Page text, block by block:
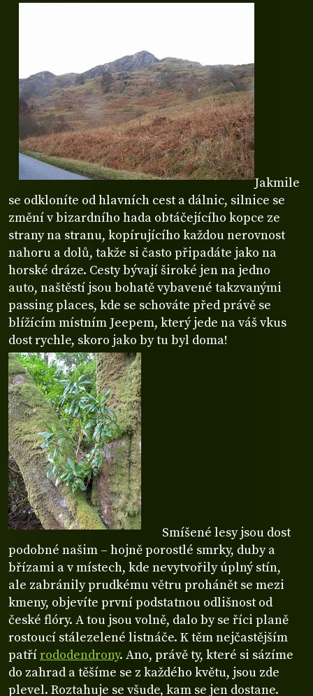
Jakmile
se odkloníte od hlavních cest a dálnic, silnice se
změní v bizardního hada obtáčejícího kopce ze
strany na stranu, kopírujícího každou nerovnost
nahoru a dolů, takže si často připadáte jako na
horské dráze. Cesty bývají široké jen na jedno
auto, naštěstí jsou bohatě vybavené takzvanými
passing places, kde se schováte před právě se
blížícím místním Jeepem, který jede na váš vkus
dost rychle, skoro jako by tu byl doma!
Smíšené lesy jsou dost
podobné našim – hojně porostlé smrky, duby a
břízami a v místech, kde nevytvořily úplný stín,
ale zabránily prudkému větru prohánět se mezi
kmeny, objevíte první podstatnou odlišnost od
české flóry. A tou jsou volně, dalo by se říci planě
rostoucí stálezelené listnáče. K těm nejčastějším
patřírododendrony. Ano, právě ty, které si sázíme
do zahrad a těšíme se z každého květu, jsou zde
plevel. Roztahuje se všude, kam se jen dostane.